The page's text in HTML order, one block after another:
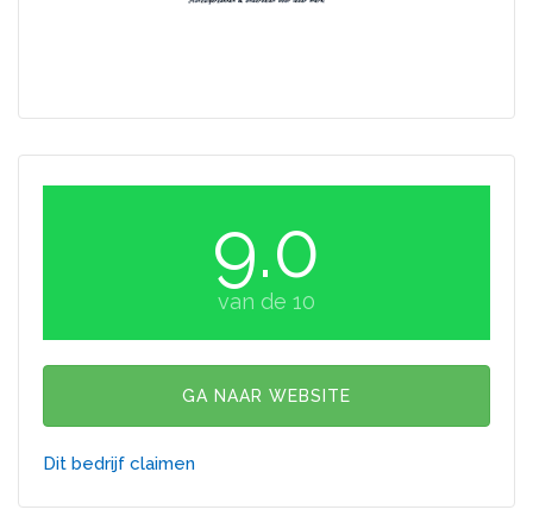
9.0
van de 10
GA NAAR WEBSITE
Dit bedrijf claimen